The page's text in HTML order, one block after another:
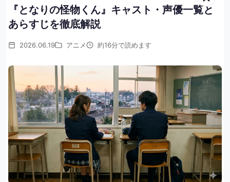
『となりの怪物くん』キャスト・声優一覧と
あらすじを徹底解説
2026.06.19 アニメ 約16分で読めます